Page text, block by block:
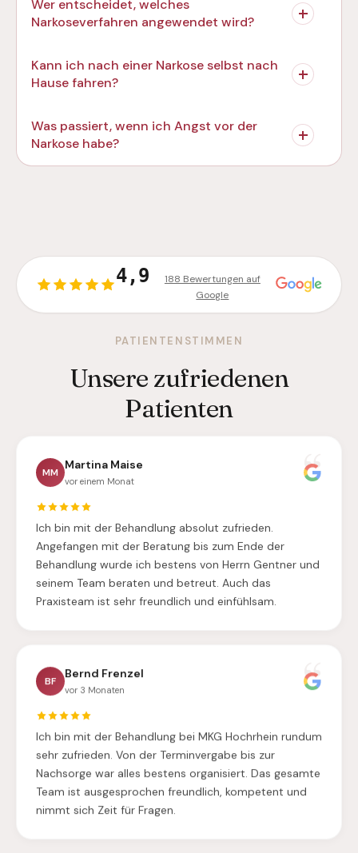
Wer entscheidet, welches
Narkoseverfahren angewendet wird?
Kann ich nach einer Narkose selbst nach
Hause fahren?
Was passiert, wenn ich Angst vor der
Narkose habe?
4,9
188 Bewertungen auf
Google
PATIENTENSTIMMEN
Unsere zufriedenen
Patienten
MM
Martina Maise
vor einem Monat
Ich bin mit der Behandlung absolut zufrieden.
Angefangen mit der Beratung bis zum Ende der
Behandlung wurde ich bestens von Herrn Gentner und
seinem Team beraten und betreut. Auch das
Praxisteam ist sehr freundlich und einfühlsam.
BF
Bernd Frenzel
vor 3 Monaten
Ich bin mit der Behandlung bei MKG Hochrhein rundum
sehr zufrieden. Von der Terminvergabe bis zur
Nachsorge war alles bestens organisiert. Das gesamte
Team ist ausgesprochen freundlich, kompetent und
nimmt sich Zeit für Fragen.